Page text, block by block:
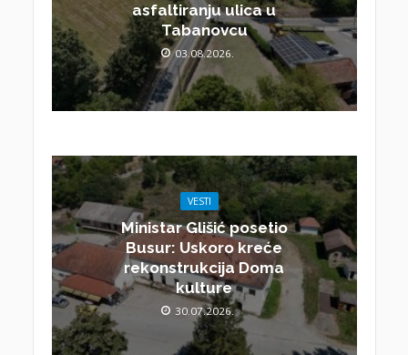
asfaltiranju ulica u
Tabanovcu
03.08.2026.
VESTI
Ministar Glišić posetio
Busur: Uskoro kreće
rekonstrukcija Doma
kulture
30.07.2026.